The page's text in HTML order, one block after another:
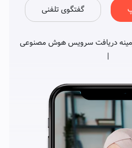
گفتگوی تلفنی
زمینه دریافت سرویس هوش مصنوعی